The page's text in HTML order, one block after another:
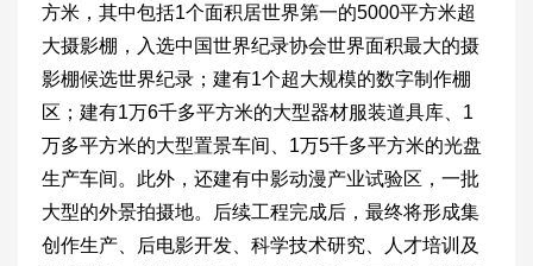
方米，其中包括1个面积居世界第一的5000平方米超
大摄影棚，入选中国世界纪录协会世界面积最大的摄
影棚候选世界纪录；建有1个超大规模的数字制作棚
区；建有1万6千多平方米的大型器材服装道具库、1
万多平方米的大型置景车间、1万5千多平方米的光盘
生产车间。此外，还建有中影动漫产业试验区，一批
大型的外景拍摄地。后续工程完成后，最终将形成集
创作生产、后电影开发、科学技术研究、人才培训及